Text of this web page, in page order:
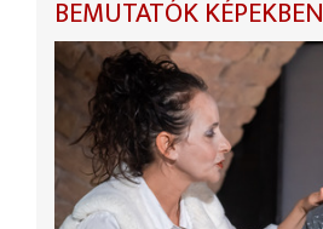
BEMUTATÓK KÉPEKBEN